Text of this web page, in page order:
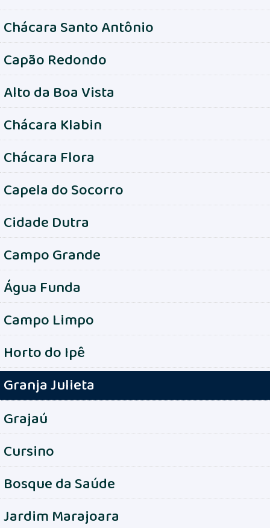
Chácara Santo Antônio
Capão Redondo
Alto da Boa Vista
Chácara Klabin
Chácara Flora
Capela do Socorro
Cidade Dutra
Campo Grande
Água Funda
Campo Limpo
Horto do Ipê
Granja Julieta
Grajaú
Cursino
Bosque da Saúde
Jardim Marajoara